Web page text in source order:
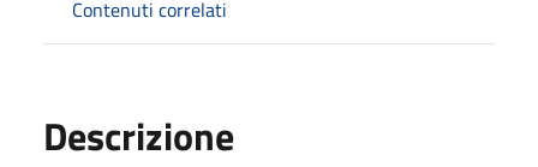
Contenuti correlati
Descrizione